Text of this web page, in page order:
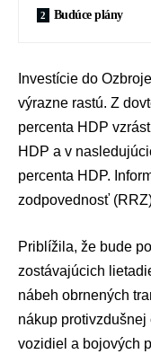
Budúce plány
Investície do
výrazne rastú. Z
percenta HDP
HDP a v
percenta HDP.
zodpovednosť
Priblížila, že bude
zostávajúcich
nábeh obrnených
nákup
vozidiel a bojových